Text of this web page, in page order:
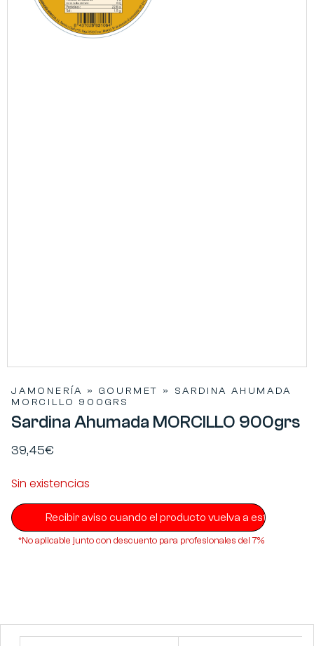
JAMONERÍA » GOURMET » SARDINA AHUMADA
MORCILLO 900GRS
Sardina Ahumada MORCILLO 900grs
39,45€
Sin existencias
*No aplicable junto con descuento para profesionales del 7%